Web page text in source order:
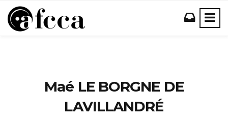
Maé LE BORGNE DE
LAVILLANDRÉ